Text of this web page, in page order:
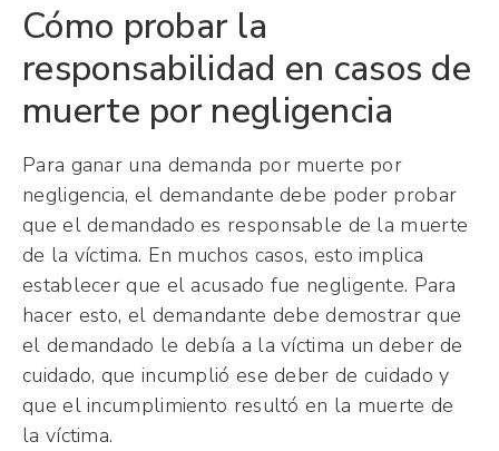
Cómo probar la
responsabilidad en casos de
muerte por negligencia
Para ganar una demanda por muerte por
negligencia, el demandante debe poder probar
que el demandado es responsable de la muerte
de la víctima. En muchos casos, esto implica
establecer que el acusado fue negligente. Para
hacer esto, el demandante debe demostrar que
el demandado le debía a la víctima un deber de
cuidado, que incumplió ese deber de cuidado y
que el incumplimiento resultó en la muerte de
la víctima.